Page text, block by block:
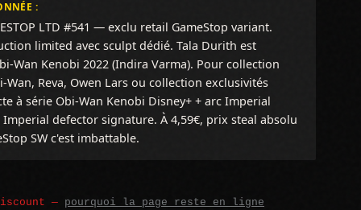
:
LTD #541 — exclu retail GameStop variant.
limited avec sculpt dédié. Tala Durith est
Wan Kenobi 2022 (Indira Varma). Pour collection
Wan, Reva, Owen Lars ou collection exclusivités
à série Obi-Wan Kenobi Disney+ + arc Imperial
defector signature. À 4,59€, prix steal absolu
SW c'est imbattable.
— pourquoi la page reste en ligne